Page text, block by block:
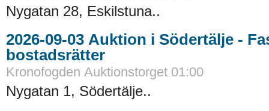
Nygatan 28, Eskilstuna..
2026-09-03 Auktion i Södertälje - Fastigheter och
bostadsrätter
Kronofogden Auktionstorget 01:00
Nygatan 1, Södertälje..